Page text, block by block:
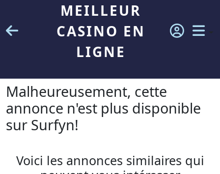
MEILLEUR
CASINO EN
LIGNE
Malheureusement, cette
annonce n'est plus disponible
sur Surfyn!
Voici les annonces similaires qui